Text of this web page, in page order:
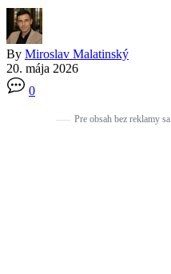
By Miroslav Malatinský
20. mája 2026
0
Pre obsah bez reklamy sa